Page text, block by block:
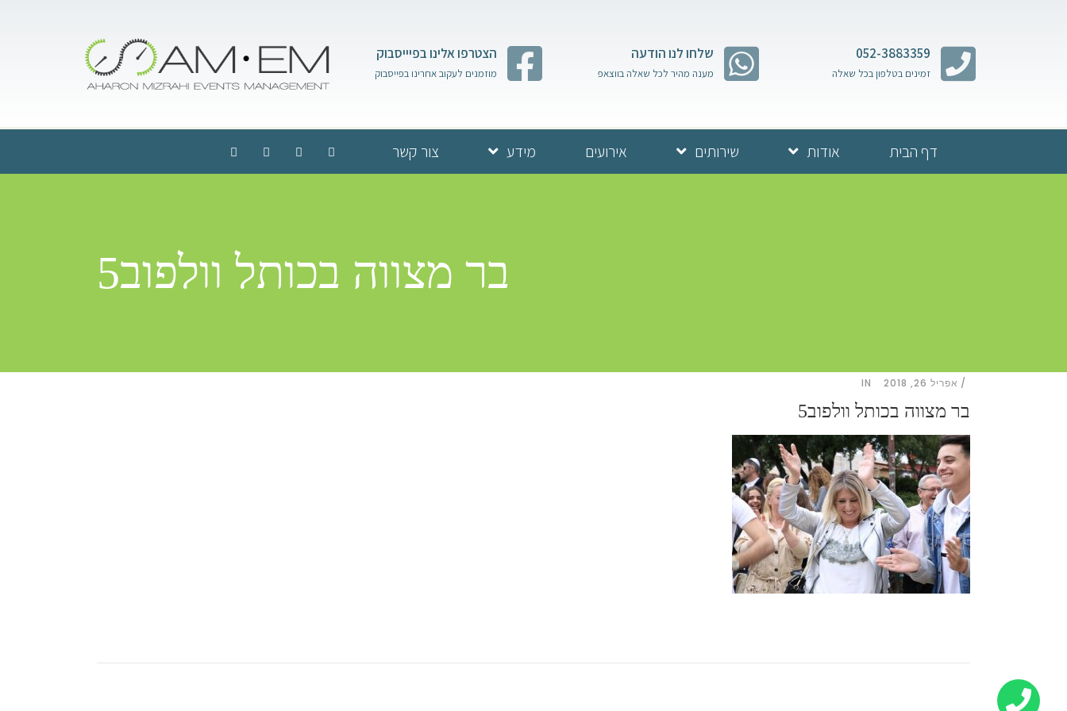
052-3883359
זמינים בטלפון בכל שאלה
שלחו לנו הודעה
מענה מהיר לכל שאלה בווצאפ
הצטרפו אלינו בפיייסבוק
מוזמנים לעקוב אחרינו בפייסבוק
דף הבית אודות שירותים אירועים מידע צור קשר
בר מצווה בכותל וולפוב5
אפריל 26, 2018 IN
בר מצווה בכותל וולפוב5